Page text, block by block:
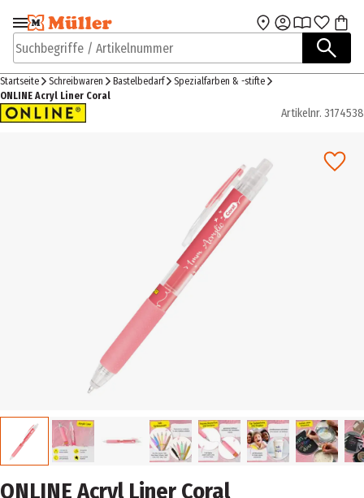
Zur Navigation
springen
Zum Hauptinhalt
Suchbegriffe / Artikelnummer
Startseite Schreibwaren Bastelbedarf
Spezialfarben & -stifte
ONLINE Acryl Liner Coral
Artikelnr. 3174538
ONLINE Acryl Liner Coral